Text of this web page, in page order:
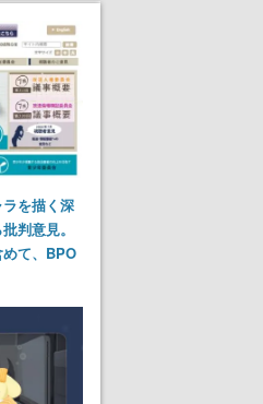
ラを描く深
判意見。
て、BPO